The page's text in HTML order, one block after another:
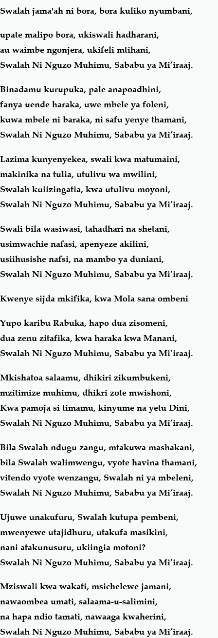
Swalah jama'ah ni bora, bora kuliko nyumbani,
upate malipo bora, ukiswali hadharani,
au waimbe ngonjera, ukifeli mtihani,
Swalah Ni Nguzo Muhimu, Sababu ya Mi’iraaj.
Binadamu kurupuka, pale anapoadhini,
fanya uende haraka, uwe mbele ya foleni,
kuwa mbele ni baraka, ni safu yenye thamani,
Swalah Ni Nguzo Muhimu, Sababu ya Mi’iraaj.
Lazima kunyenyekea, swali kwa matumaini,
makinika na tulia, utulivu wa mwilini,
Swalah kuiizingatia, kwa utulivu moyoni,
Swalah Ni Nguzo Muhimu, Sababu ya Mi’iraaj.
Swali bila wasiwasi, tahadhari na shetani,
usimwachie nafasi, apenyeze akilini,
usiihusishe nafsi, na mambo ya duniani,
Swalah Ni Nguzo Muhimu, Sababu ya Mi’iraaj.
Kwenye sijda mkifika, kwa Mola sana ombeni
Yupo karibu Rabuka, hapo dua zisomeni,
dua zenu zitafika, kwa haraka kwa Manani,
Swalah Ni Nguzo Muhimu, Sababu ya Mi’iraaj.
Mkishatoa salaamu, dhikiri zikumbukeni,
mzitimize muhimu, dhikri zote mwishoni,
Kwa pamoja si timamu, kinyume na yetu Dini,
Swalah Ni Nguzo Muhimu, Sababu ya Mi’iraaj.
Bila Swalah ndugu zangu, mtakuwa mashakani,
bila Swalah walimwengu, vyote havina thamani,
vitendo vyote wenzangu, Swalah ni ya mbeleni,
Swalah Ni Nguzo Muhimu, Sababu ya Mi’iraaj.
Ujuwe unakufuru, Swalah kutupa pembeni,
mwenyewe utajidhuru, utakufa masikini,
nani atakunusuru, ukiingia motoni?
Swalah Ni Nguzo Muhimu, Sababu ya Mi’iraaj.
Mziswali kwa wakati, msichelewe jamani,
nawaombea umati, salaama-u-salimini,
na hapa ndio tamati, nawaaga kwaherini,
Swalah Ni Nguzo Muhimu, Sababu ya Mi’iraaj.